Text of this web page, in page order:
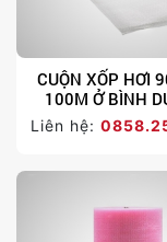
CUỘN XỐP HƠI
100M Ở BÌNH
Liên hệ: